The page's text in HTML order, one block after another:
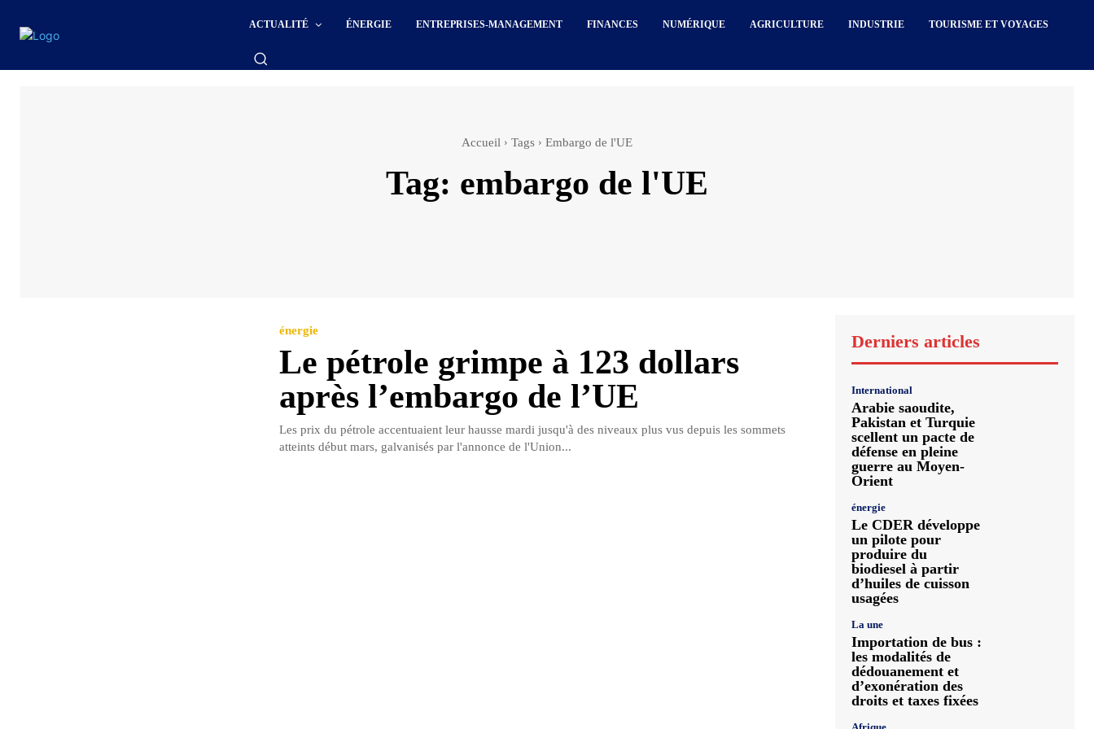
ACTUALITÉ ÉNERGIE ENTREPRISES-MANAGEMENT FINANCES NUMÉRIQUE AGRICULTURE INDUSTRIE TOURISME ET VOYAGES
Accueil Tags Embargo de l'UE
Tag: embargo de l'UE
énergie
Le pétrole grimpe à 123 dollars
après l’embargo de l’UE
Les prix du pétrole accentuaient leur hausse mardi jusqu'à des niveaux plus vus depuis les sommets
atteints début mars, galvanisés par l'annonce de l'Union...
Derniers articles
International
Arabie saoudite,
Pakistan et Turquie
scellent un pacte de
défense en pleine
guerre au Moyen-
Orient
énergie
Le CDER développe
un pilote pour
produire du
biodiesel à partir
d’huiles de cuisson
usagées
La une
Importation de bus :
les modalités de
dédouanement et
d’exonération des
droits et taxes fixées